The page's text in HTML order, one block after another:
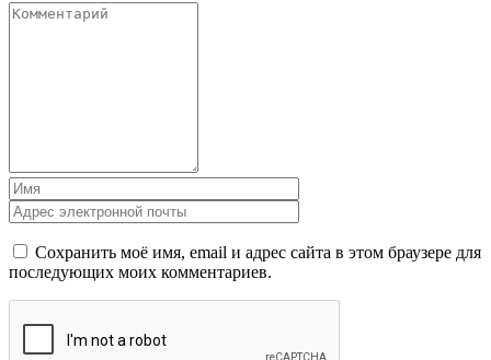
Сохранить моё имя, email и адрес сайта в этом браузере для
последующих моих комментариев.